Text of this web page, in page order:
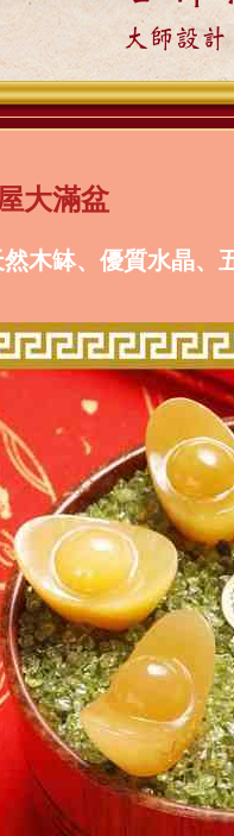
大師設
大滿盆
木缽、優質水晶、